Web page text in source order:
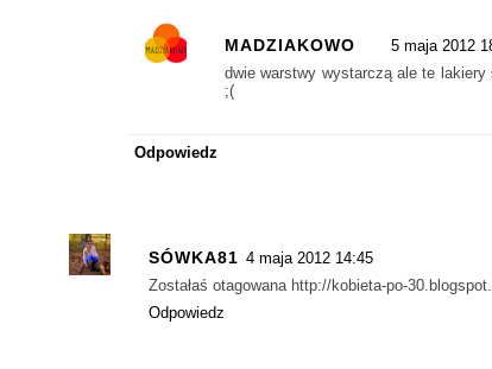
MADZIAKOWO
5 maja 2012
dwie warstwy wystarczą ale te
;(
Odpowiedz
SÓWKA81 4 maja 2012 14:45
Zostałaś otagowana http://kobieta-po-
Odpowiedz